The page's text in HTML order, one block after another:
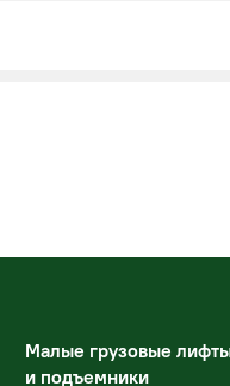
Малые грузовые
и подъемники